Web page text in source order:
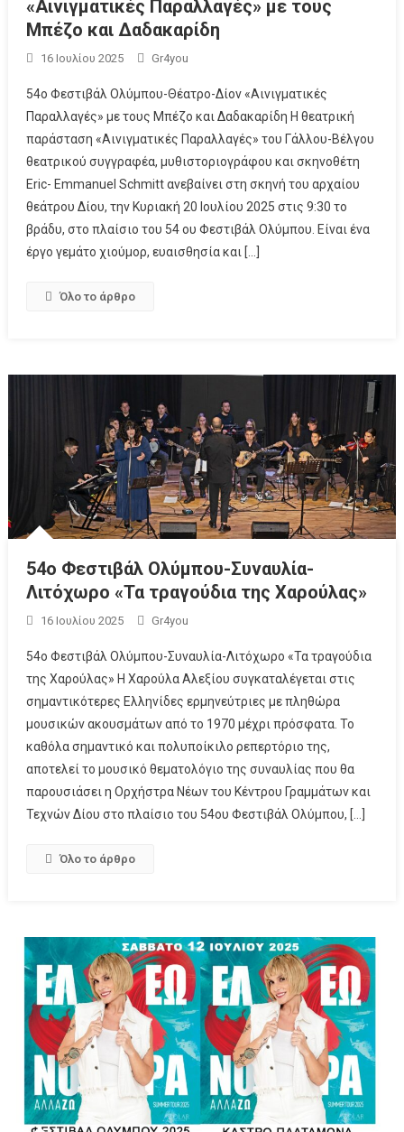
«Αινιγματικές Παραλλαγές» με τους
Μπέζο και Δαδακαρίδη
16 Ιουλίου 2025 Gr4you
54ο Φεστιβάλ Ολύμπου-Θέατρο-Δίον «Αινιγματικές
Παραλλαγές» με τους Μπέζο και Δαδακαρίδη Η θεατρική
παράσταση «Αινιγματικές Παραλλαγές» του Γάλλου-Βέλγου
θεατρικού συγγραφέα, μυθιστοριογράφου και σκηνοθέτη
Eric- Emmanuel Schmitt ανεβαίνει στη σκηνή του αρχαίου
θεάτρου Δίου, την Κυριακή 20 Ιουλίου 2025 στις 9:30 το
βράδυ, στο πλαίσιο του 54 ου Φεστιβάλ Ολύμπου. Είναι ένα
έργο γεμάτο χιούμορ, ευαισθησία και […]
Όλο το άρθρο
54ο Φεστιβάλ Ολύμπου-Συναυλία-
Λιτόχωρο «Τα τραγούδια της Χαρούλας»
16 Ιουλίου 2025 Gr4you
54ο Φεστιβάλ Ολύμπου-Συναυλία-Λιτόχωρο «Τα τραγούδια
της Χαρούλας» Η Χαρούλα Αλεξίου συγκαταλέγεται στις
σημαντικότερες Ελληνίδες ερμηνεύτριες με πληθώρα
μουσικών ακουσμάτων από το 1970 μέχρι πρόσφατα. Το
καθόλα σημαντικό και πολυποίκιλο ρεπερτόριο της,
αποτελεί το μουσικό θεματολόγιο της συναυλίας που θα
παρουσιάσει η Ορχήστρα Νέων του Κέντρου Γραμμάτων και
Τεχνών Δίου στο πλαίσιο του 54ου Φεστιβάλ Ολύμπου, […]
Όλο το άρθρο